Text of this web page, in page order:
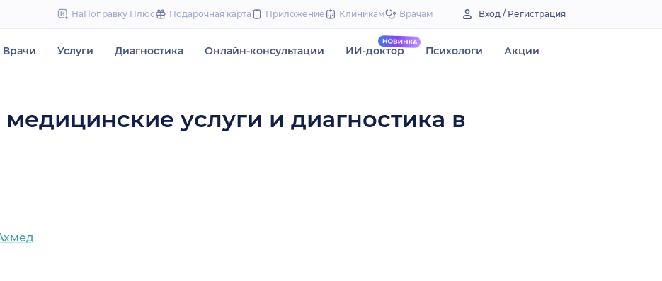
to
НаПоправку Плюс Подарочная карта Приложение Клиникам Врачам Вход / Регистрация
Врачи Услуги Диагностика Онлайн-консультации ИИ-доктор Психологи Акции
услуги и диагностика в